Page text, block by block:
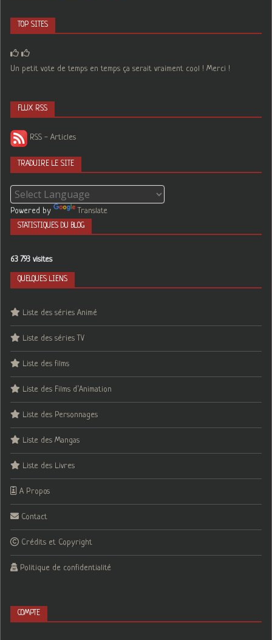
TOP SITES
Un petit vote de temps en temps ça serait vraiment cool ! Merci !
FLUX RSS
RSS - Articles
TRADUIRE LE SITE
Powered by Translate
STATISTIQUES DU BLOG
63 793 visites
QUELQUES LIENS
Liste des séries Animé
Liste des séries TV
Liste des films
Liste des Films d’Animation
Liste des Personnages
Liste des Mangas
Liste des Livres
A Propos
Contact
Crédits et Copyright
Politique de confidentialité
COMPTE